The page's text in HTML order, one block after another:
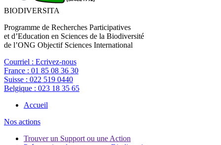
BIODIVERSITA
Programme de Recherches Participatives
et d’Education en Sciences de la Biodiversité
de l’ONG Objectif Sciences International
Courriel : Ecrivez-nous
France : 01 85 08 36 30
Suisse : 022 519 0440
Belgique : 023 18 35 65
Accueil
Nos actions
Trouver un Support ou une Action